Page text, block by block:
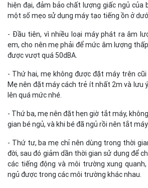
hiện đại, đảm bảo chất lượng giấc ngủ của
một số mẹo sử dụng máy tạo tiếng ồn ở
- Đầu tiên, vì nhiều loại máy phát ra âm
em, cho nên mẹ phải để mức âm lượng
được vượt quá 50dBA.
- Thứ hai, mẹ không được đặt máy trên
Mẹ nên đặt máy cách trẻ ít nhất 2m và lưu
lên quá mức nhé.
- Thứ ba, mẹ nên đặt hẹn giờ tắt máy,
gian bé ngủ, và khi bé đã ngủ rồi nên tắt
- Thứ tư, ba mẹ chỉ nên dùng trong thời
đời, sau đó giảm dần thời gian sử dụng để
các tiếng động và môi trường xung
ngủ được trong các môi trường khác nhau.